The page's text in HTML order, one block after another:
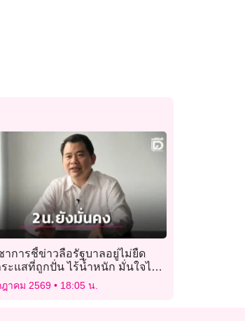
าการชี้ข่าวลือรัฐบาลอยู่ไม่ยืด
ระแสที่ถูกปั่น ไร้น้ำหนัก มั่นใจไม่มี
ระทบเสถียรภาพ
าคม 2569 18:05 น.